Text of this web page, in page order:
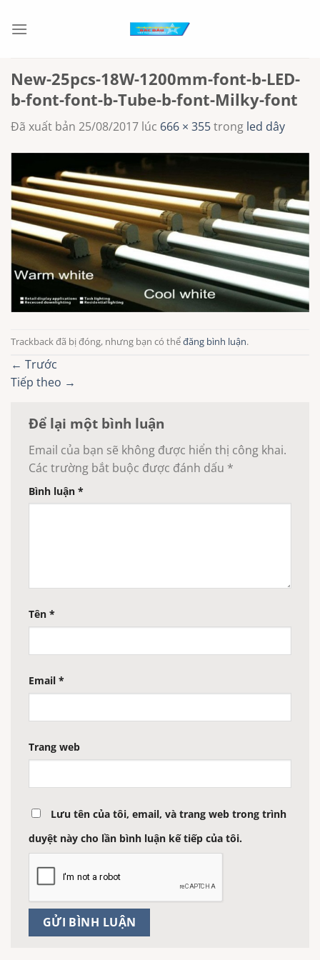
đến
New-25pcs-18W-1200mm-font-b-LED-
b-font-font-b-Tube-b-font-Milky-font
Đã xuất bản 25/08/2017 lúc 666 × 355trong led dây
Trackback đã bị đóng, nhưng bạn có thểđăng bình luận.
← Trước
Tiếp theo →
Để lại một bình luận
Email của bạn sẽ không được hiển thị công khai.
Các trường bắt buộc được đánh dấu *
Bình luận *
Tên *
Email *
Trang web
Lưu tên của tôi, email, và trang web trong trình
duyệt này cho lần bình luận kế tiếp của tôi.